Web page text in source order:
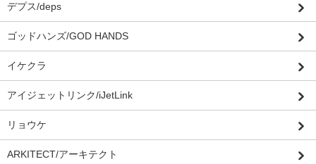
デプス/deps
ゴッドハンズ/GOD HANDS
イケクラ
アイジェットリンク/iJetLink
リョウケ
ARKITECT/アーキテクト